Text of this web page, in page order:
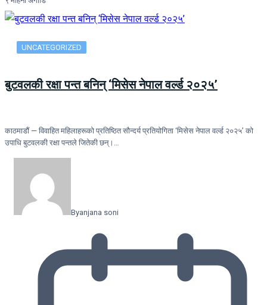
UNCATEGORIZED
बुटवलकी रक्षा पन्त बनिन् ‘मिसेस नेपाल वर्ल्ड २०२५’
काठमाडौं — विवाहित महिलाहरूको प्रतिष्ठित सौन्दर्य प्रतियोगिता ‘मिसेस नेपाल वर्ल्ड २०२५’ को
उपाधि बुटवलकी रक्षा पन्तले जितेकी छन्।…
Byanjana soni